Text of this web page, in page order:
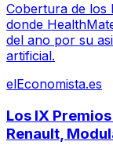
Cobertura de los
donde
del ano por su
artificial.
elEconomista.es
Los IX
Renault,